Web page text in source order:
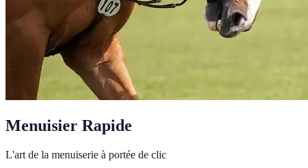
Menuisier Rapide
L'art de la menuiserie à portée de clic